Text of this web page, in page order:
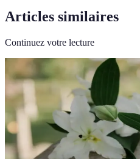
Articles similaires
Continuez votre lecture